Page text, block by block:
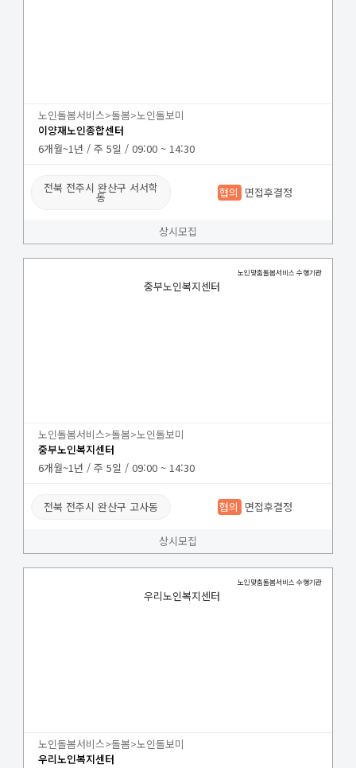
노인돌봄서비스>돌봄>노인돌보미
이양재노인종합센터
6개월~1년 / 주 5일 / 09:00 ~ 14:30
전북 전주시 완산구 서서학
동 협의 면접후결정
상시모집
노인맞춤돌봄서비스 수행기관
중부노인복지센터
노인돌봄서비스>돌봄>노인돌보미
중부노인복지센터
6개월~1년 / 주 5일 / 09:00 ~ 14:30
전북 전주시 완산구 고사동 협의 면접후결정
상시모집
노인맞춤돌봄서비스 수행기관
우리노인복지센터
노인돌봄서비스>돌봄>노인돌보미
우리노인복지센터